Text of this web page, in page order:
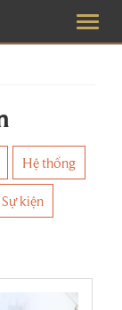
Hệ thống
Sự kiện